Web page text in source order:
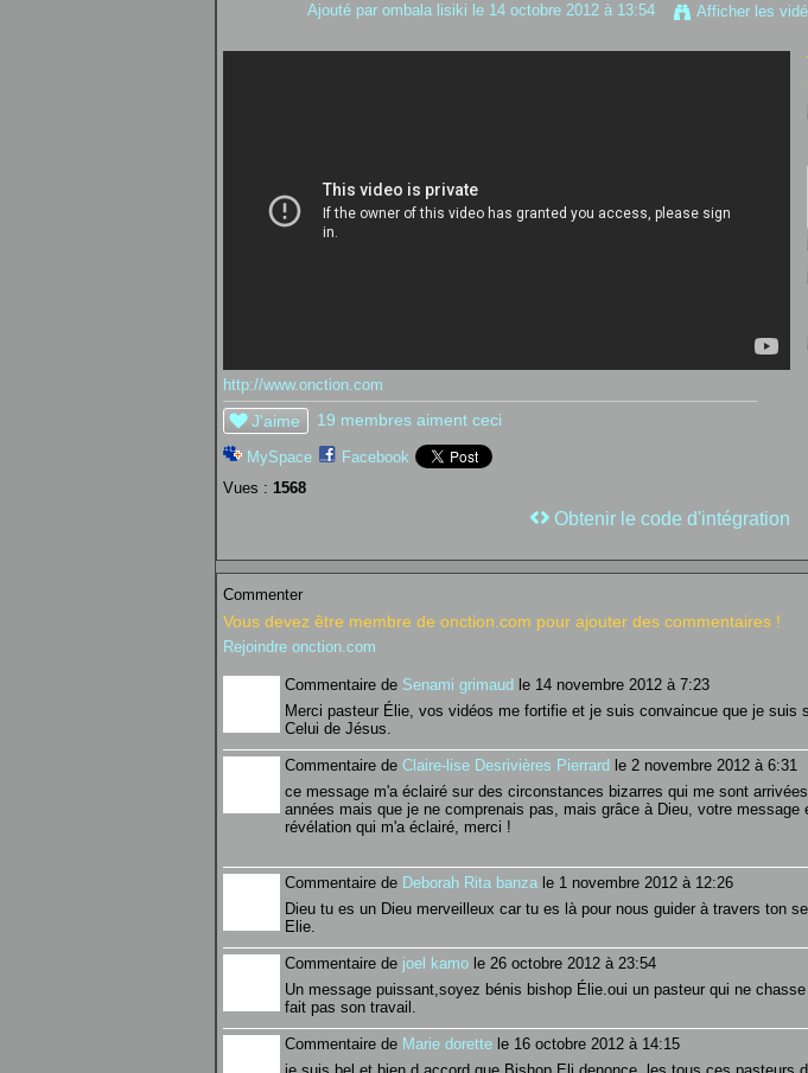
Ajouté par ombala lisiki le 14 octobre 2012 à 13:54 Afficher les
http://www.onction.com
J'aime 19 membres aiment ceci
MySpace
Facebook
Vues : 1568
Obtenir le code d'intégration
Commenter
Vous devez être membre de onction.com pour ajouter des commentaires !
Rejoindre onction.com
Commentaire de Senami grimaud le 14 novembre 2012 à 7:23
Merci pasteur Élie, vos vidéos me fortifie et je suis convaincue que je suis
Celui de Jésus.
Commentaire de Claire-lise Desrivières Pierrard le 2 novembre 2012 à 6:31
ce message m'a éclairé sur des circonstances bizarres qui me sont
années mais que je ne comprenais pas, mais grâce à Dieu, votre message
révélation qui m'a éclairé, merci !
Commentaire de Deborah Rita banza le 1 novembre 2012 à 12:26
Dieu tu es un Dieu merveilleux car tu es là pour nous guider à travers ton
Elie.
Commentaire de joel kamo le 26 octobre 2012 à 23:54
Un message puissant,soyez bénis bishop Élie.oui un pasteur qui ne
fait pas son travail.
Commentaire de Marie dorette le 16 octobre 2012 à 14:15